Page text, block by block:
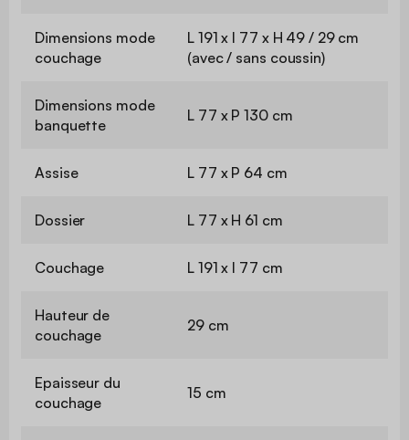
Dimensions mode
couchage
L 191 x l 77 x H 49 / 29 cm
(avec / sans coussin)
Dimensions mode
banquette
L 77 x P 130 cm
Assise L 77 x P 64 cm
Dossier L 77 x H 61 cm
Couchage L 191 x l 77 cm
Hauteur de
couchage
29 cm
Epaisseur du
couchage
15 cm